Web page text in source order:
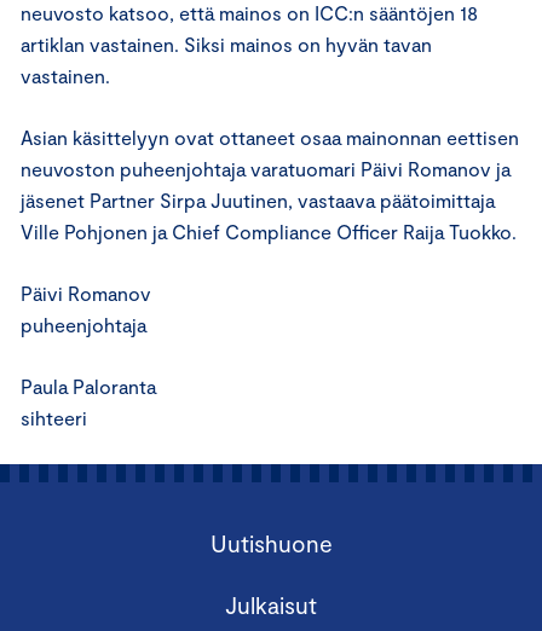
neuvosto katsoo, että mainos on ICC:n sääntöjen 18
artiklan vastainen. Siksi mainos on hyvän tavan
vastainen.
Asian käsittelyyn ovat ottaneet osaa mainonnan eettisen
neuvoston puheenjohtaja varatuomari Päivi Romanov ja
jäsenet Partner Sirpa Juutinen, vastaava päätoimittaja
Ville Pohjonen ja Chief Compliance Officer Raija Tuokko.
Päivi Romanov
puheenjohtaja
Paula Paloranta
sihteeri
Uutishuone
Julkaisut